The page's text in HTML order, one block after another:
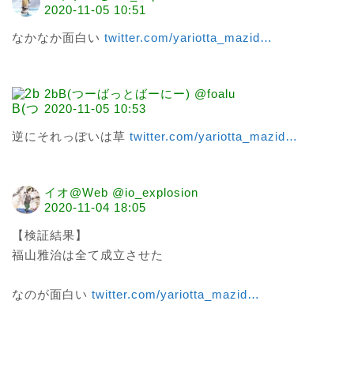
2020-11-05 10:51
なかなか面白い twitter.com/yariotta_mazid…
2bB(つーばっとばーにー) @foalu
2020-11-05 10:53
逆にそれっぽいは草 twitter.com/yariotta_mazid…
イオ@Web @io_explosion
2020-11-04 18:05
【検証結果】
福山雅治は全て成立させた
なのが面白い twitter.com/yariotta_mazid…